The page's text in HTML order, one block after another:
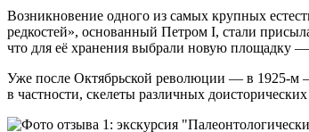
Возникновение одного из самых крупных
редкостей», основанный Петром I, стали
что для её хранения выбрали новую площадку
Уже после Октябрьской революции — в 1925‑м —
в частности, скелеты различных